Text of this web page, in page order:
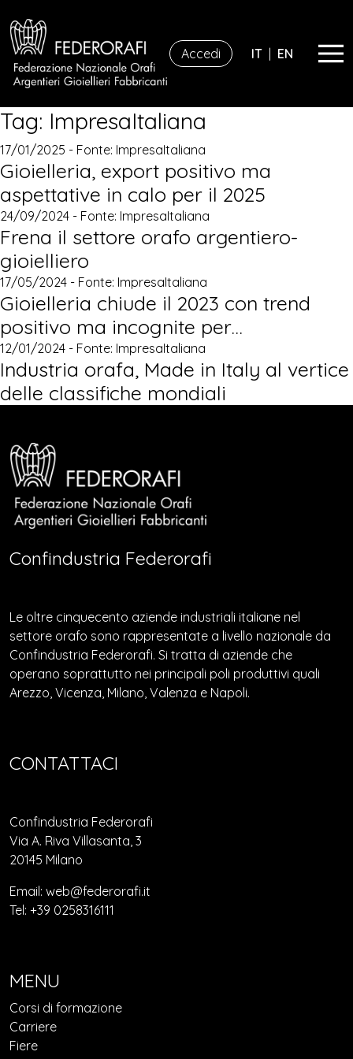
Accedi IT | EN
Tag: ImpresaItaliana
17/01/2025 - Fonte: ImpresaItaliana
Gioielleria, export positivo ma
aspettative in calo per il 2025
24/09/2024 - Fonte: ImpresaItaliana
Frena il settore orafo argentiero-
gioielliero
17/05/2024 - Fonte: ImpresaItaliana
Gioielleria chiude il 2023 con trend
positivo ma incognite per…
12/01/2024 - Fonte: ImpresaItaliana
Industria orafa, Made in Italy al vertice
delle classifiche mondiali
Confindustria Federorafi
Le oltre cinquecento aziende industriali italiane nel
settore orafo sono rappresentate a livello nazionale da
Confindustria Federorafi. Si tratta di aziende che
operano soprattutto nei principali poli produttivi quali
Arezzo, Vicenza, Milano, Valenza e Napoli.
CONTATTACI
Confindustria Federorafi
Via A. Riva Villasanta, 3
20145 Milano
Email: web@federorafi.it
Tel: +39 0258316111
MENU
Corsi di formazione
Carriere
Fiere